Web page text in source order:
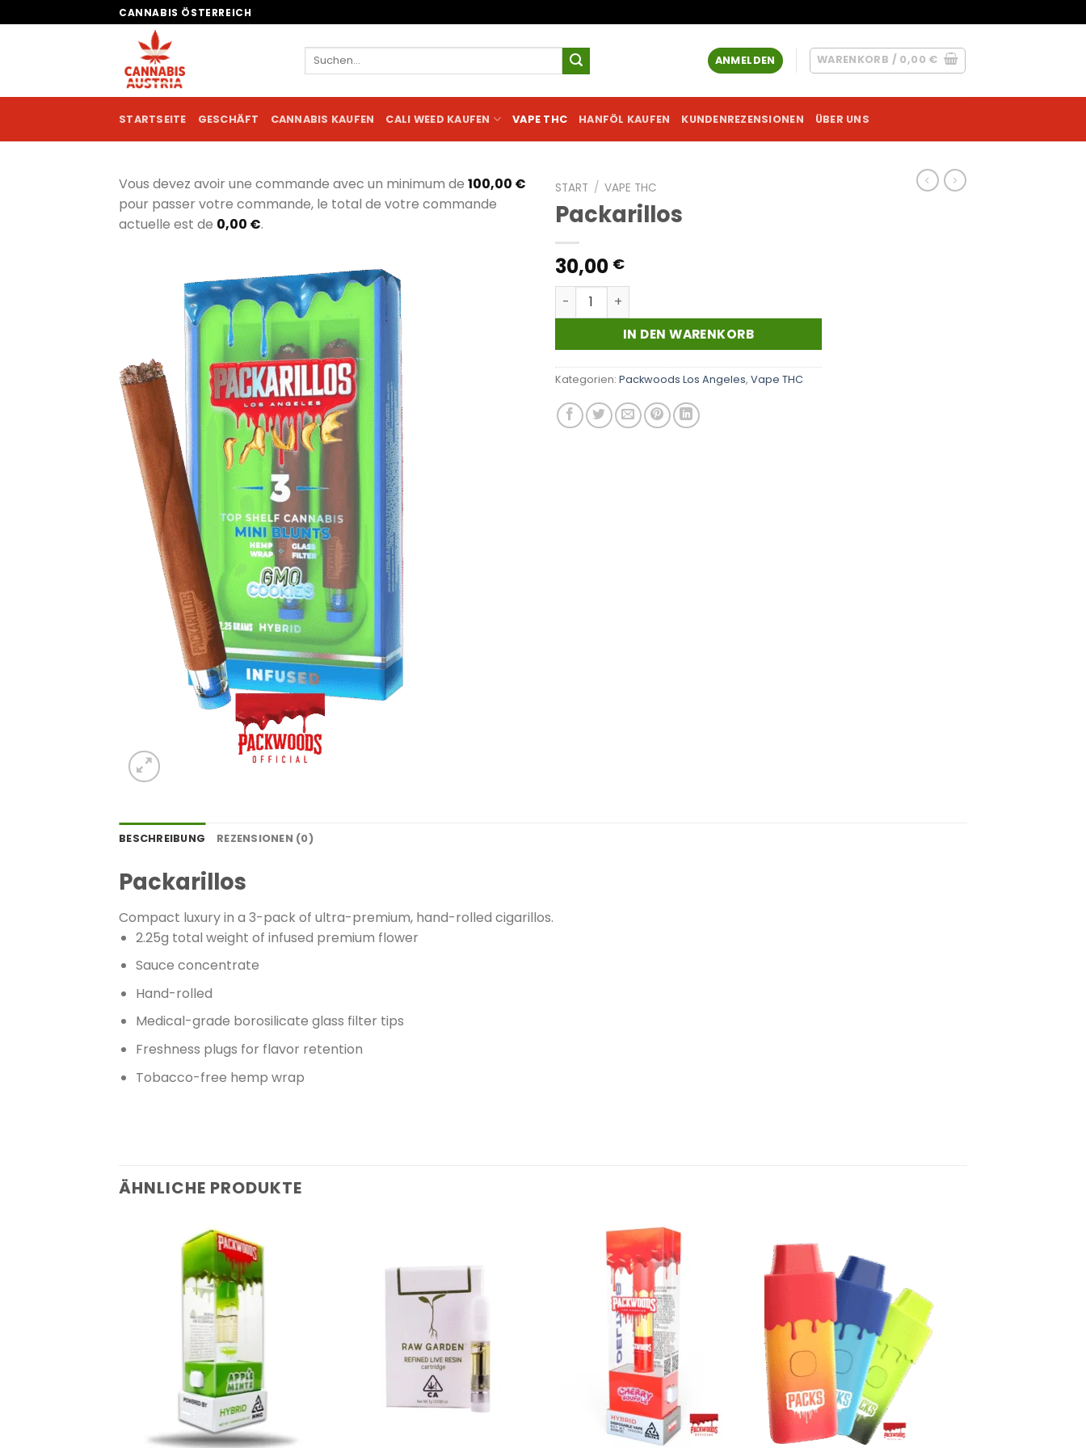
Inhalt
CANNABIS ÖSTERREICH
Suchen
ANMELDEN WARENKORB / 0,00 €
STARTSEITE GESCHÄFT CANNABIS KAUFEN CALI WEED KAUFEN VAPE THC HANFÖL KAUFEN KUNDENREZENSIONEN ÜBER UNS
Vous devez avoir une commande avec un minimum de 100,00 €
pour passer votre commande, le total de votre commande
actuelle est de 0,00 €.
START / VAPE THC
Packarillos
30,00 €
Packarillos Menge
IN DEN WARENKORB
Kategorien: Packwoods Los Angeles, Vape THC
BESCHREIBUNG REZENSIONEN (0)
Packarillos
Compact luxury in a 3-pack of ultra-premium, hand-rolled cigarillos.
2.25g total weight of infused premium flower
Sauce concentrate
Hand-rolled
Medical-grade borosilicate glass filter tips
Freshness plugs for flavor retention
Tobacco-free hemp wrap
ÄHNLICHE PRODUKTE